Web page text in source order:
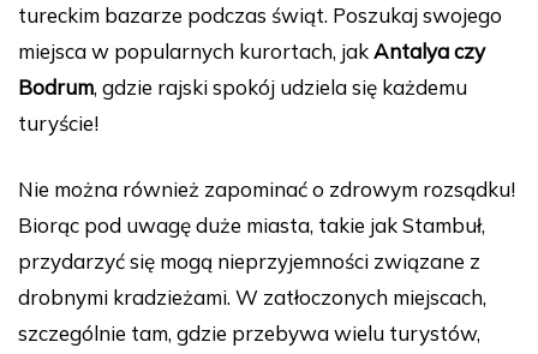
tureckim bazarze podczas świąt. Poszukaj swojego
miejsca w popularnych kurortach, jakAntalya czy
Bodrum, gdzie rajski spokój udziela się każdemu
turyście!
Nie można również zapominać o zdrowym rozsądku!
Biorąc pod uwagę duże miasta, takie jak Stambuł,
przydarzyć się mogą nieprzyjemności związane z
drobnymi kradzieżami. W zatłoczonych miejscach,
szczególnie tam, gdzie przebywa wielu turystów,